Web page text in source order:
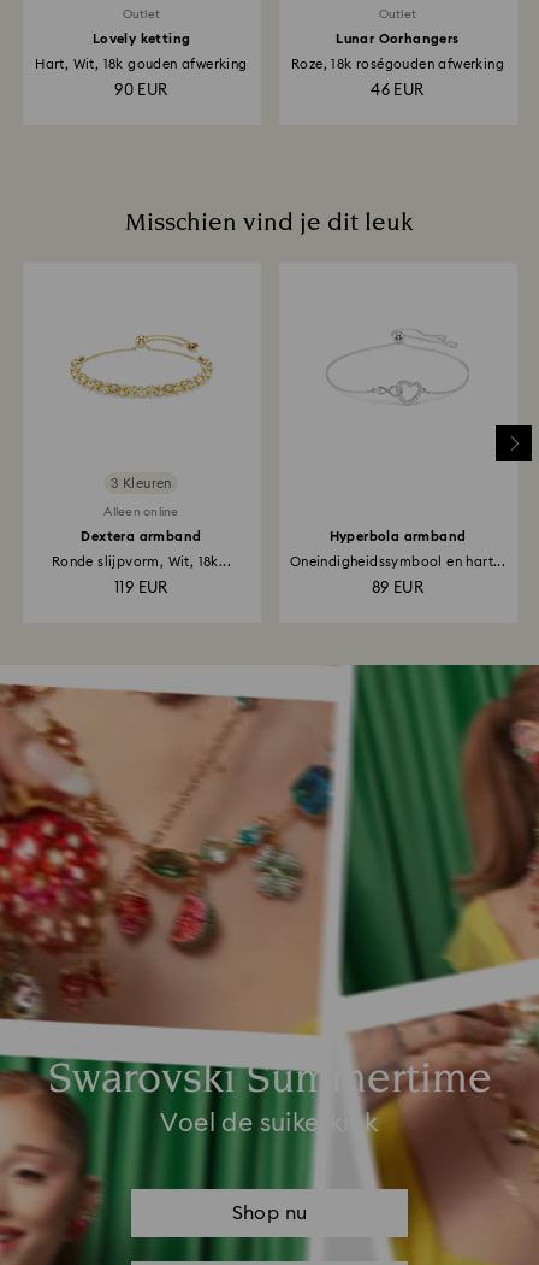
Outlet
Lovely ketting
Hart, Wit, 18k gouden afwerking
90 EUR
Outlet
Lunar Oorhangers
Roze, 18k roségouden afwerking
46 EUR
Misschien vind je dit leuk
3 Kleuren
Alleen online
Dextera armband
Ronde slijpvorm, Wit, 18k...
119 EUR
Hyperbola armband
Oneindigheidssymbool en hart...
89 EUR
Swarovski Summertime
Voel de suikerkick
Shop nu